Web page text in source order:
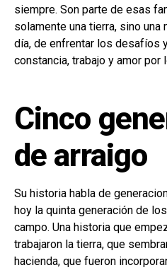
siempre. Son parte de esas
solamente una tierra, sino una
día, de enfrentar los desafíos
constancia, trabajo y amor por
Cinco
de arraigo
Su historia habla de
hoy la quinta generación de
campo. Una historia que
trabajaron la tierra, que
hacienda, que fueron